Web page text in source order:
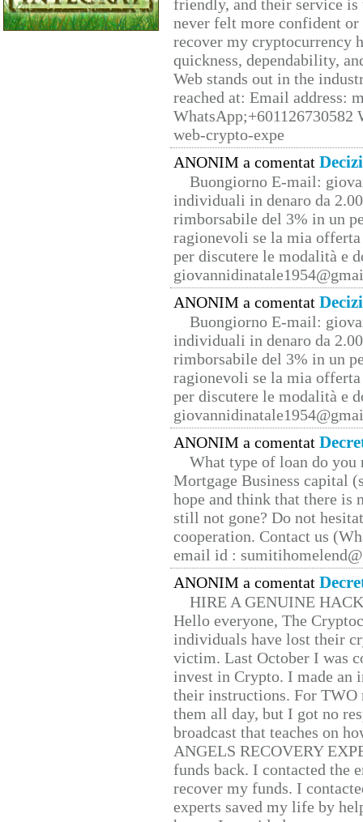
friendly, and their service
never felt more confident
recover my cryptocurrency
quickness, dependability,
Web stands out in the
reached at: Email address:
web-crypto-expe
ANONIM a comentat
Buongiorno E-mail:
individuali in denaro da
rimborsabile del 3% in un
ragionevoli se la mia
per discutere le modalità e
ANONIM a comentat
Buongiorno E-mail:
individuali in denaro da
rimborsabile del 3% in un
ragionevoli se la mia
per discutere le modalità e
ANONIM a comentat
What type of loan do you
Mortgage Business capital
hope and think that there is
still not gone? Do not
cooperation. Contact us
email id :
ANONIM a comentat
HIRE A GENUINE
Hello everyone, The
individuals have lost their
victim. Last October I was
invest in Crypto. I made
their instructions. For TWO
them all day, but I got no
broadcast that teaches on
ANGELS RECOVERY
funds back. I contacted the
recover my funds. I
experts saved my life by